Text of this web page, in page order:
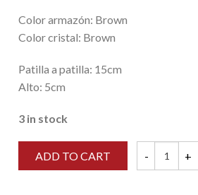
Color armazón: Brown
Color cristal: Brown
Patilla a patilla: 15cm
Alto: 5cm
3 in stock
ADD TO CART